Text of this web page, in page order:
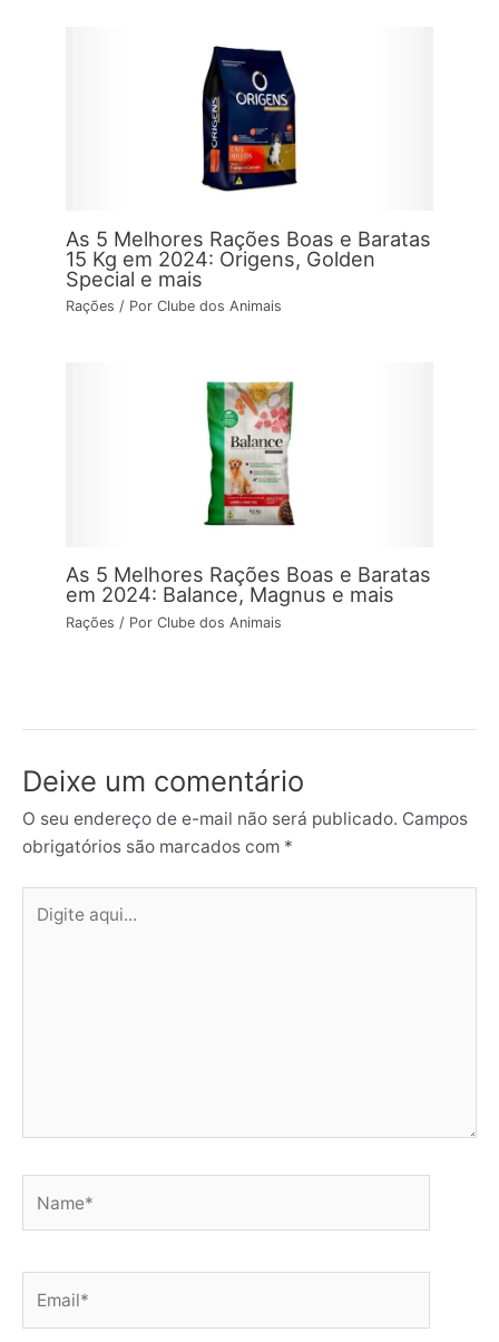
As 5 Melhores Rações Boas e Baratas
15 Kg em 2024: Origens, Golden
Special e mais
Rações / Por Clube dos Animais
As 5 Melhores Rações Boas e Baratas
em 2024: Balance, Magnus e mais
Rações / Por Clube dos Animais
Deixe um comentário
O seu endereço de e-mail não será publicado. Campos
obrigatórios são marcados com *
aqui...